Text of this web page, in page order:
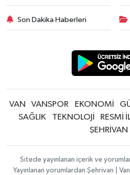
Son Dakika Haberleri
VAN VANSPOR EKONOMİ
SAĞLIK
TEKNOLOJİ RESMİ
ŞEHRİVAN
Sitede yayınlanan içerik ve
Yayınlanan yorumlardan Şehrivan |